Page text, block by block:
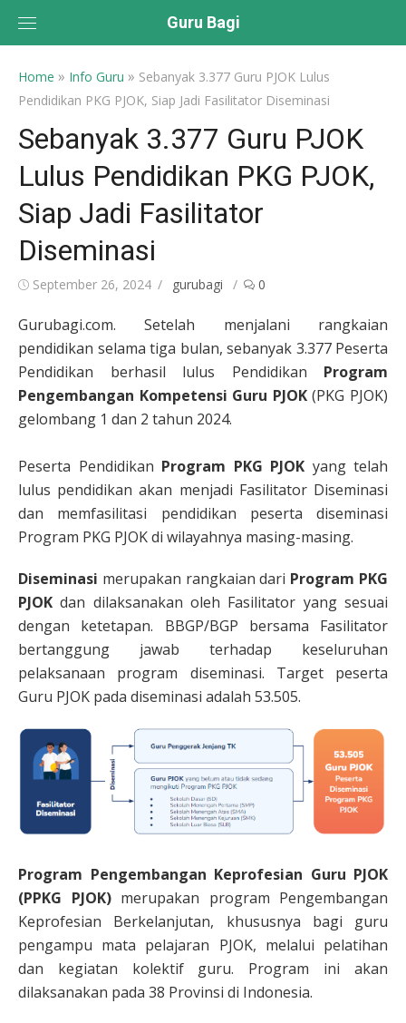
Guru Bagi
Home » Info Guru » Sebanyak 3.377 Guru PJOK Lulus
Pendidikan PKG PJOK, Siap Jadi Fasilitator Diseminasi
Sebanyak 3.377 Guru PJOK
Lulus Pendidikan PKG PJOK,
Siap Jadi Fasilitator
Diseminasi
Posted
September 26, 2024 Author
gurubagi 0
Gurubagi.com. Setelah menjalani rangkaian
pendidikan selama tiga bulan, sebanyak 3.377 Peserta
Pendidikan berhasil lulus Pendidikan Program
Pengembangan Kompetensi Guru PJOK(PKG PJOK)
gelombang 1 dan 2 tahun 2024.
Peserta Pendidikan Program PKG PJOK yang telah
lulus pendidikan akan menjadi Fasilitator Diseminasi
dan memfasilitasi pendidikan peserta diseminasi
Program PKG PJOK di wilayahnya masing-masing.
Diseminasi merupakan rangkaian dari Program PKG
PJOK dan dilaksanakan oleh Fasilitator yang sesuai
dengan ketetapan. BBGP/BGP bersama Fasilitator
bertanggung jawab terhadap keseluruhan
pelaksanaan program diseminasi. Target peserta
Guru PJOK pada diseminasi adalah 53.505.
Program Pengembangan Keprofesian Guru PJOK
(PPKG PJOK)merupakan program Pengembangan
Keprofesian Berkelanjutan, khususnya bagi guru
pengampu mata pelajaran PJOK, melalui pelatihan
dan kegiatan kolektif guru. Program ini akan
dilaksanakan pada 38 Provinsi di Indonesia.